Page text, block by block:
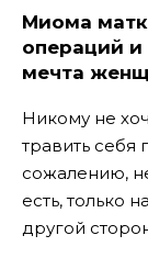
Миома
операций
мечта
Никому не
травить
сожалению,
есть, только
другой